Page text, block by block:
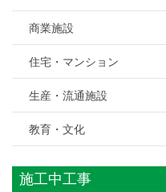
商業施設
住宅・マンション
生産・流通施設
教育・文化
施工中工事